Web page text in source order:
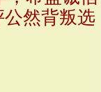
然背叛选